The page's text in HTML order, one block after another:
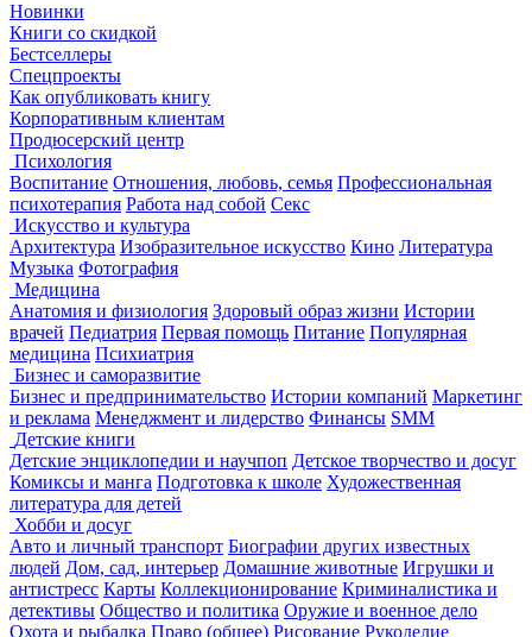
Новинки
Книги со скидкой
Бестселлеры
Спецпроекты
Как опубликовать книгу
Корпоративным клиентам
Продюсерский центр
Психология
Воспитание Отношения, любовь, семья Профессиональная
психотерапия Работа над собой Секс
Искусство и культура
Архитектура Изобразительное искусство Кино Литература
Музыка Фотография
Медицина
Анатомия и физиология Здоровый образ жизни Истории
врачей Педиатрия Первая помощь Питание Популярная
медицина Психиатрия
Бизнес и саморазвитие
Бизнес и предпринимательство Истории компаний Маркетинг
и реклама Менеджмент и лидерство Финансы SMM
Детские книги
Детские энциклопедии и научпоп Детское творчество и досуг
Комиксы и манга Подготовка к школе Художественная
литература для детей
Хобби и досуг
Авто и личный транспорт Биографии других известных
людей Дом, сад, интерьер Домашние животные Игрушки и
антистресс Карты Коллекционирование Криминалистика и
детективы Общество и политика Оружие и военное дело
Охота и рыбалка Право (общее) Рисование Рукоделие